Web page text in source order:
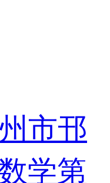
市邗
学第